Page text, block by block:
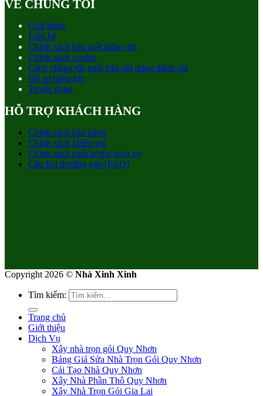
VỀ CHÚNG TÔI
Giới thiệu
Liên hệ
Chính sách bảo mật thông tin
Chính sách cookie
Cách chúng tôi xuất bản nội dung đánh giá
Hồ sơ năng lực
Tuyển dụng
HỖ TRỢ KHÁCH HÀNG
Chính sách bảo hành
Chính sách khiếu nại
Chính sách chất lượng dịch vụ
Câu hỏi thường gặp (FAQ)
Copyright 2026 © Nhà Xinh Xinh
Tìm kiếm:
Trang chủ
Giới thiệu
Dịch Vụ
Xây nhà trọn gói Quy Nhơn
Bảng Giá Sửa Nhà Trọn Gói Quy Nhơn
Cải Tạo Nhà Quy Nhơn
Xây Nhà Phần Thô Quy Nhơn
Xây Nhà Trọn Gói Gia Lai